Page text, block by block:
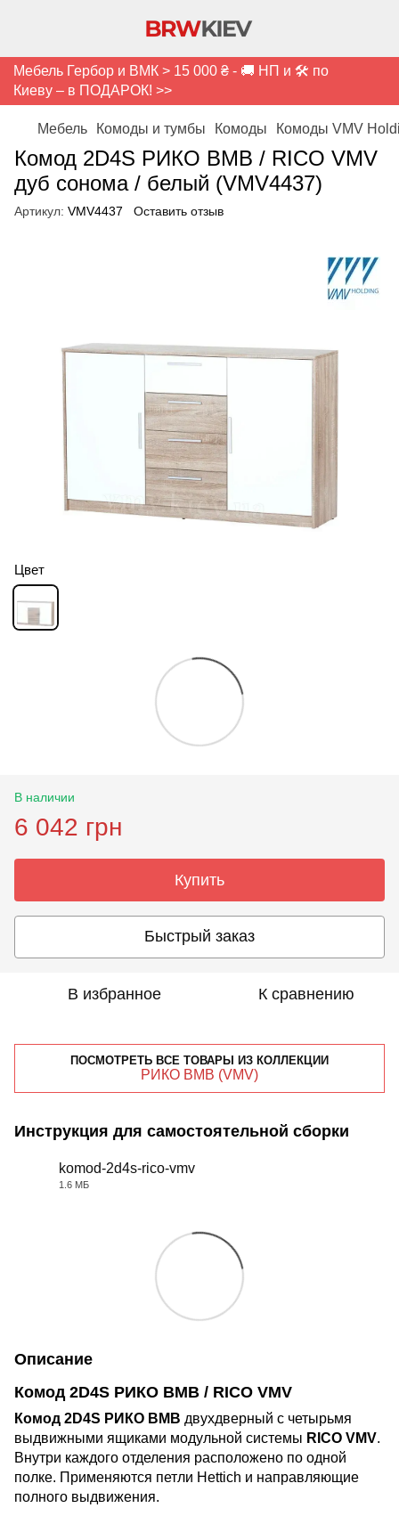
Мебель Гербор и ВМК > 15 000 ₴ - 🚚 НП и 🛠️ по
Киеву – в ПОДАРОК! >>
Мебель Комоды и тумбы Комоды Комоды VMV
Комод 2D4S РИКО ВМВ / RICO VMV
дуб сонома / белый (VMV4437)
Артикул: VMV4437 Оставить отзыв
Цвет
В наличии
6 042 грн
Купить
Быстрый заказ
В избранное К сравнению
ПОСМОТРЕТЬ ВСЕ ТОВАРЫ ИЗ КОЛЛЕКЦИИ
РИКО ВМВ (VMV)
Инструкция для самостоятельной сборки
komod-2d4s-rico-vmv
1.6 МБ
Описание
Комод 2D4S РИКО ВМВ / RICO VMV
Комод 2D4S РИКО ВМВ двухдверный с четырьмя
выдвижными ящиками модульной системы RICO VMV.
Внутри каждого отделения расположено по одной
полке. Применяются петли Hettich и направляющие
полного выдвижения.